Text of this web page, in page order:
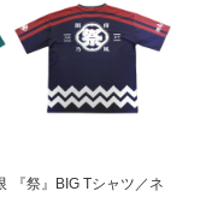
『祭』BIG Tシャツ／ネ